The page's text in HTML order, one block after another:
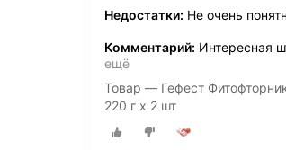
Недостатки: Не очень
Комментарий: Интересная
ещё
Товар — Гефест
220 г х 2 шт